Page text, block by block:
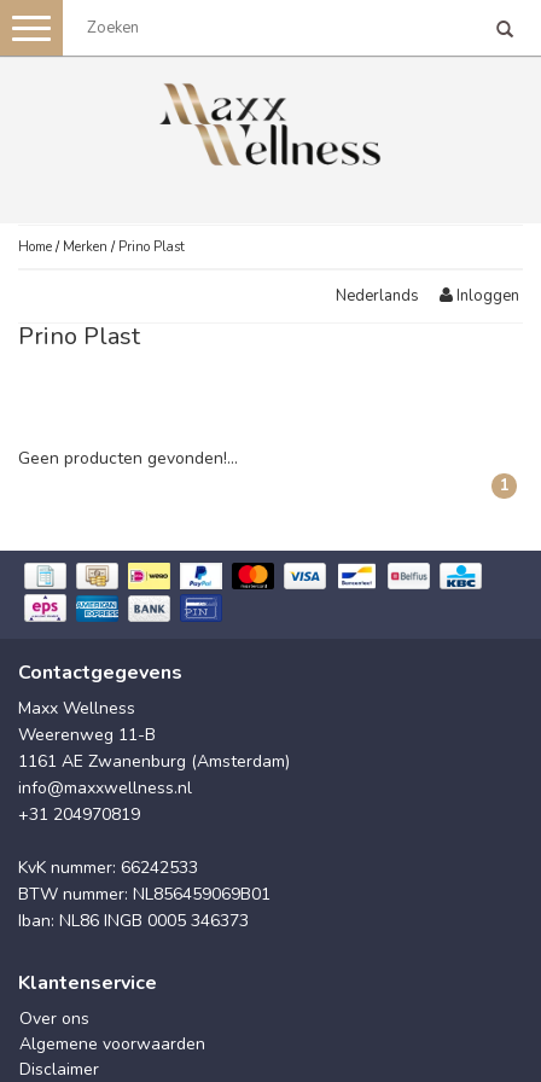
Toggle
navigation
Home / Merken / Prino Plast
Nederlands Inloggen
Prino Plast
Geen producten gevonden!...
1
Contactgegevens
Maxx Wellness
Weerenweg 11-B
1161 AE Zwanenburg (Amsterdam)
info@maxxwellness.nl
+31 204970819
KvK nummer: 66242533
BTW nummer: NL856459069B01
Iban: NL86 INGB 0005 346373
Klantenservice
Over ons
Algemene voorwaarden
Disclaimer